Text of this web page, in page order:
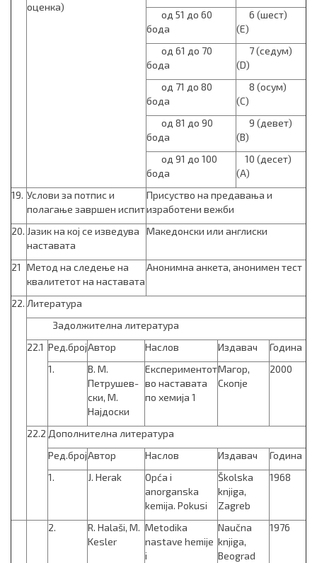
оценка)
од 51 до 60
бода
6 (шест)
(E)
од 61 до 70
бода
7 (седум)
(D)
од 71 до 80
бода
8 (осум)
(C)
од 81 до 90
бода
9 (девет)
(B)
од 91 до 100
бода
10 (десет)
(A)
19. Услови за потпис и
полагање завршен испит
Присуство на предавања и
изработени вежби
20. Јазик на кој се изведува
наставата
Македонски или англиски
21 Метод на следење на
квалитетот на наставата
Анонимна анкета, анонимен тест
22. Литература
Задолжителна литература
22.1 Ред.бројАвтор Наслов Издавач
Година
1.
В. М.
Петрушев­
ски, М.
Најдоски
Експериментот
во наставата
по хемија 1
Магор,
Скопје
2000
22.2 Дополнителна литература
Ред.бројАвтор Наслов Издавач
Година
1.
J. Herak
Opća i
anorganska
kemija. Pokusi
Školska
knjiga,
Zagreb
1968
2.
R. Halaši, M.
Kesler
Metodika
nastave hemije
i
Naučna
knjiga,
Beograd
1976